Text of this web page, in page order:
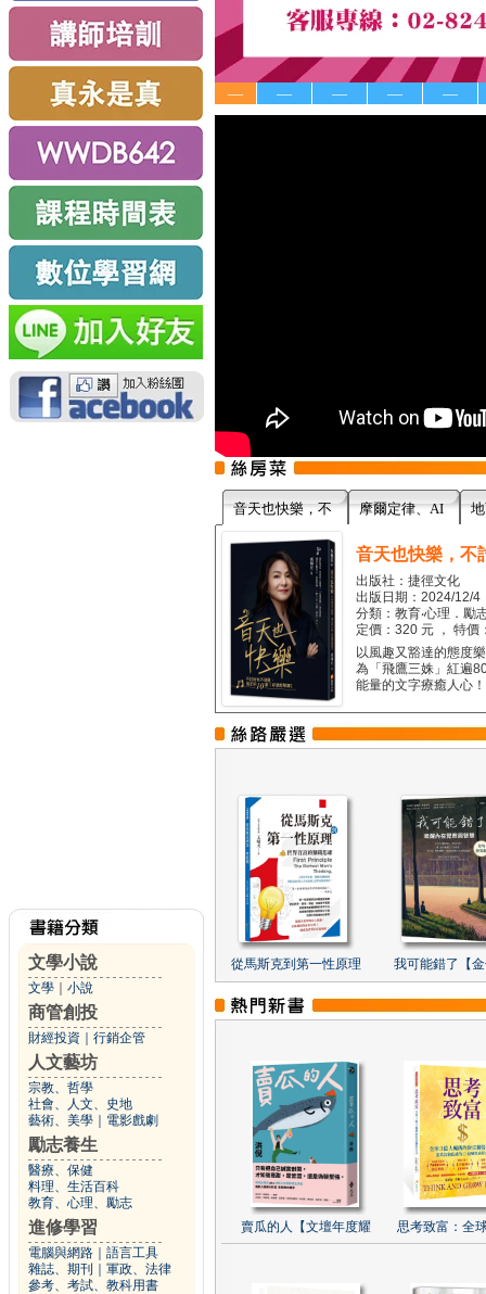
文學小說
文學 小說
商管創投
財經投資 行銷企管
人文藝坊
宗教、哲學
社會、人文、史地
藝術、美學
電影戲劇
勵志養生
醫療、保健
料理、生活百科
教育、心理、勵志
進修學習
電腦與網路
語言工具
雜誌、期刊
軍政、法律
參考、考試、教科用書
— — — — —
音天也快樂，不 摩爾定律、AI
音天也快樂，不
出版社：捷徑文化
出版日期：2024/12/4
分類：教育‧心理．勵
定價：320 元 ， 特價
以風趣又豁達的態度
為「飛鷹三姝」紅遍
能量的文字療癒人心
從馬斯克到第一性原理 我可能錯了【
賣瓜的人【文壇年度耀 思考致富：全